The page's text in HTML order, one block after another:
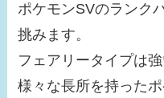
ポケモンSVのランク
挑みます。
フェアリータイプは
様々な長所を持った